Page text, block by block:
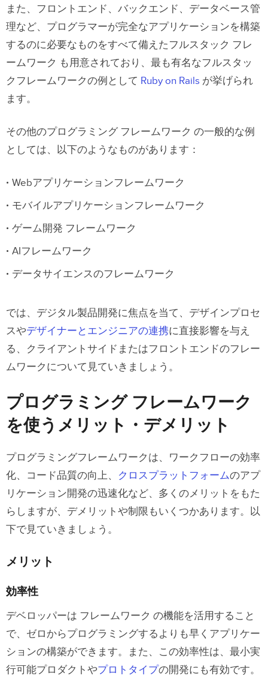
また、フロントエンド、バックエンド、データベース管
理など、プログラマーが完全なアプリケーションを構築
するのに必要なものをすべて備えたフルスタック フレ
ームワーク も用意されており、最も有名なフルスタッ
クフレームワークの例として Ruby on Rails が挙げられ
ます。
その他のプログラミング フレームワーク の一般的な例
としては、以下のようなものがあります：
Webアプリケーションフレームワーク
モバイルアプリケーションフレームワーク
ゲーム開発 フレームワーク
AIフレームワーク
データサイエンスのフレームワーク
では、デジタル製品開発に焦点を当て、デザインプロセ
スやデザイナーとエンジニアの連携に直接影響を与え
る、クライアントサイドまたはフロントエンドのフレー
ムワークについて見ていきましょう。
プログラミング フレームワーク
を使うメリット・デメリット
プログラミングフレームワークは、ワークフローの効率
化、コード品質の向上、 クロスプラットフォームのアプ
リケーション開発の迅速化など、多くのメリットをもた
らしますが、デメリットや制限もいくつかあります。以
下で見ていきましょう。
メリット
効率性
デベロッパーは フレームワーク の機能を活用すること
で、ゼロからプログラミングするよりも早くアプリケー
ションの構築ができます。また、この効率性は、最小実
行可能プロダクトやプロトタイプの開発にも有効です。